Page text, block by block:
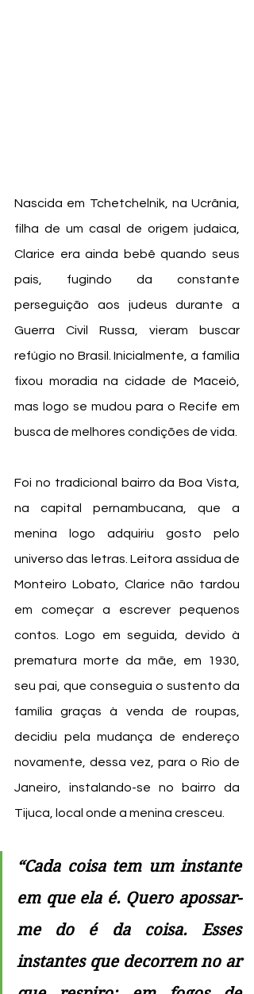
Nascida em Tchetchelnik, na Ucrânia,
filha de um casal de origem judaica,
Clarice era ainda bebê quando seus
pais, fugindo da constante
perseguição aos judeus durante a
Guerra Civil Russa, vieram buscar
refúgio no Brasil. Inicialmente, a família
fixou moradia na cidade de Maceió,
mas logo se mudou para o Recife em
busca de melhores condições de vida.
Foi no tradicional bairro da Boa Vista,
na capital pernambucana, que a
menina logo adquiriu gosto pelo
universo das letras. Leitora assídua de
Monteiro Lobato, Clarice não tardou
em começar a escrever pequenos
contos. Logo em seguida, devido à
prematura morte da mãe, em 1930,
seu pai, que conseguia o sustento da
família graças à venda de roupas,
decidiu pela mudança de endereço
novamente, dessa vez, para o Rio de
Janeiro, instalando-se no bairro da
Tijuca, local onde a menina cresceu.
“Cada coisa tem um instante
em que ela é. Quero apossar-
me do é da coisa. Esses
instantes que decorrem no ar